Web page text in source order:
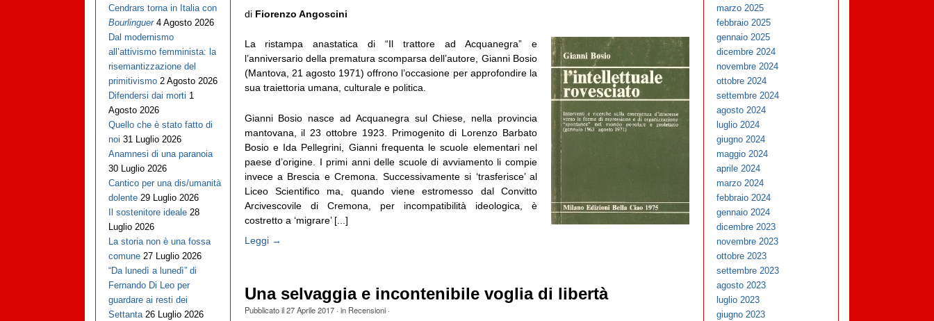
diFiorenzo Angoscini
La ristampa anastatica di “Il trattore ad Acquanegra” e
l’anniversario della prematura scomparsa dell’autore, Gianni Bosio
(Mantova, 21 agosto 1971) offrono l’occasione per approfondire la
sua traiettoria umana, culturale e politica.
Gianni Bosio nasce ad Acquanegra sul Chiese, nella provincia
mantovana, il 23 ottobre 1923. Primogenito di Lorenzo Barbato
Bosio e Ida Pellegrini, Gianni frequenta le scuole elementari nel
paese d’origine. I primi anni delle scuole di avviamento li compie
invece a Brescia e Cremona. Successivamente si ‘trasferisce’ al
Liceo Scientifico ma, quando viene estromesso dal Convitto
Arcivescovile di Cremona, per incompatibilità ideologica, è
costretto a ‘migrare’ [...]
Leggi →
Una selvaggia e incontenibile voglia di libertà
Pubblicato il27 Aprile 2017· in Recensioni·
Cendrars torna in Italia con
Bourlinguer 4 Agosto 2026
Dal modernismo
all’attivismo femminista: la
risemantizzazione del
primitivismo 2 Agosto 2026
Difendersi dai morti 1
Agosto 2026
Quello che è stato fatto di
noi 31 Luglio 2026
Anamnesi di una paranoia
30 Luglio 2026
Cantico per una dis/umanità
dolente 29 Luglio 2026
Il sostenitore ideale 28
Luglio 2026
La storia non è una fossa
comune 27 Luglio 2026
“Da lunedì a lunedì” di
Fernando Di Leo per
guardare ai resti dei
Settanta 26 Luglio 2026
marzo 2025
febbraio 2025
gennaio 2025
dicembre 2024
novembre 2024
ottobre 2024
settembre 2024
agosto 2024
luglio 2024
giugno 2024
maggio 2024
aprile 2024
marzo 2024
febbraio 2024
gennaio 2024
dicembre 2023
novembre 2023
ottobre 2023
settembre 2023
agosto 2023
luglio 2023
giugno 2023